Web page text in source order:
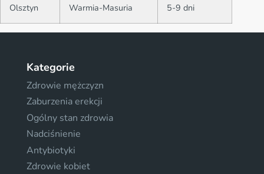
Olsztyn Warmia-Masuria 5-9 dni
Kategorie
Zdrowie mężczyzn
Zaburzenia erekcji
Ogólny stan zdrowia
Nadciśnienie
Antybiotyki
Zdrowie kobiet